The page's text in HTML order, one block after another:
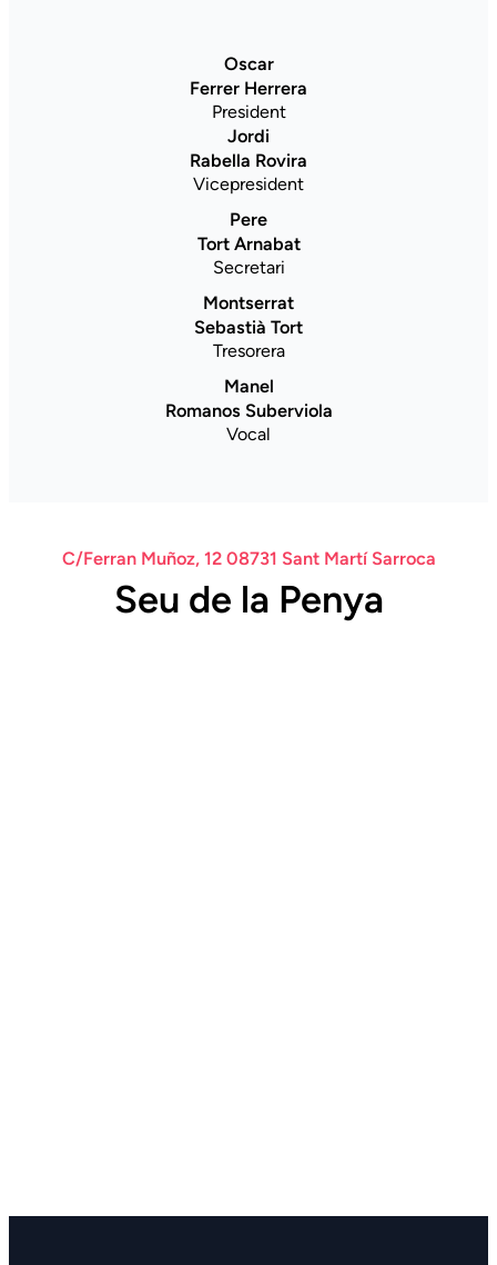
Oscar
Ferrer Herrera
President
Jordi
Rabella Rovira
Vicepresident
Pere
Tort Arnabat
Secretari
Montserrat
Sebastià Tort
Tresorera
Manel
Romanos Suberviola
Vocal
C/Ferran Muñoz, 12 08731 Sant Martí Sarroca
Seu de la Penya